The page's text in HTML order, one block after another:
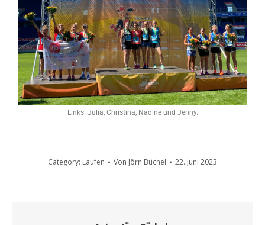
Links: Julia, Christina, Nadine und Jenny.
Category: Laufen Von Jörn Büchel 22. Juni 2023